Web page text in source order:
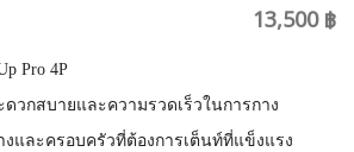
13,500 ฿
Pro 4P
วกสบายและความรวดเร็วในการกาง
และครอบครัวที่ต้องการเต็นท์ที่แข็งแรง